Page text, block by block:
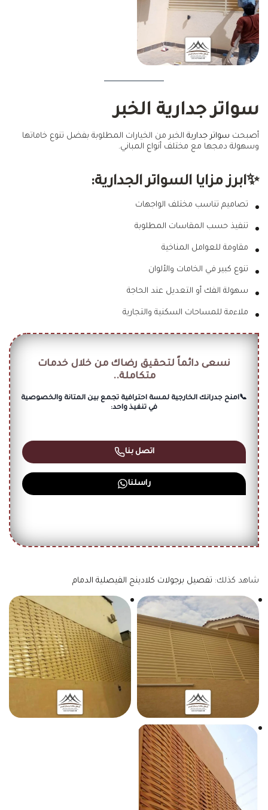
سواتر جدارية الخبر
أصبحت سواتر جدارية الخبر من الخيارات المطلوبة بفضل تنوع خاماتها
وسهولة دمجها مع مختلف أنواع المباني.
✨ابرز مزايا السواتر الجدارية:
تصاميم تناسب مختلف الواجهات
تنفيذ حسب المقاسات المطلوبة
مقاومة للعوامل المناخية
تنوع كبير في الخامات والألوان
سهولة الفك أو التعديل عند الحاجة
ملاءمة للمساحات السكنية والتجارية
نسعى دائماً لتحقيق رضاك من خلال خدمات
متكاملة..
📞امنح جدرانك الخارجية لمسة احترافية تجمع بين المتانة والخصوصية
في تنفيذ واحد:
اتصل بنا
راسلنا
شاهد كذلك: تفصيل برجولات كلادينج الفيصلية الدمام